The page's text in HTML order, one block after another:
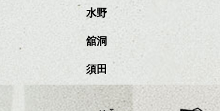
水野
舘洞
須田